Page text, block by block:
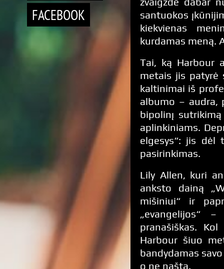
FACEBOOK
santuokos
kiekvienas
kurdamas meną.
Tai, ką Harbour
metais jis patyrė
kaltinimai iš
albumo – audra,
bipolinį
aplinkiniams.
elgesys“: jis dėl
pasirinkimas.
Lily Allen, kuri
anksto dainą
mišiniui“ ir
„evangelijos“
pranašiškas.
Harbour šiuo
bandydamas
o ne naštą.